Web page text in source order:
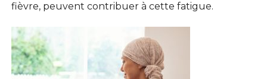
fièvre, peuvent contribuer à cette fatigue.